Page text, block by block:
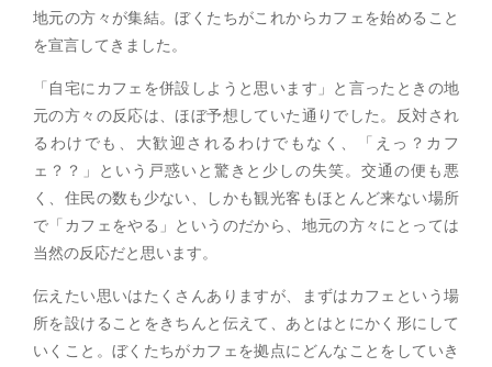
地元の方々が集結。ぼくたちがこれからカフェを始めること
を宣言してきました。
「自宅にカフェを併設しようと思います」と言ったときの地
元の方々の反応は、ほぼ予想していた通りでした。反対され
るわけでも、大歓迎されるわけでもなく、「えっ？カフ
ェ？？」という戸惑いと驚きと少しの失笑。交通の便も悪
く、住民の数も少ない、しかも観光客もほとんど来ない場所
で「カフェをやる」というのだから、地元の方々にとっては
当然の反応だと思います。
伝えたい思いはたくさんありますが、まずはカフェという場
所を設けることをきちんと伝えて、あとはとにかく形にして
いくこと。ぼくたちがカフェを拠点にどんなことをしていき